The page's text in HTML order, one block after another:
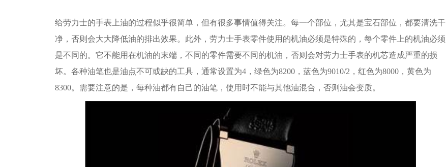
给劳力士的手表上油的过程似乎很简单，但有很多事情值得关注。每一个部位，尤其是宝石部位，都要清洗干
净，否则会大大降低油的排出效果。此外，劳力士手表零件使用的机油必须是特殊的，每个零件上的机油必须
是不同的。它不能用在机油的末端，不同的零件需要不同的机油，否则会对劳力士手表的机芯造成严重的损
坏。各种油笔也是油点不可或缺的工具，通常设置为4，绿色为8200，蓝色为9010/2，红色为8000，黄色为
8300。需要注意的是，每种油都有自己的油笔，使用时不能与其他油混合，否则油会变质。